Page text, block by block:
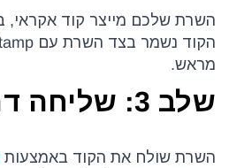
מראש.
שלב 3: שליחה דרך SMS API
השרת שולח את הקוד באמצעות